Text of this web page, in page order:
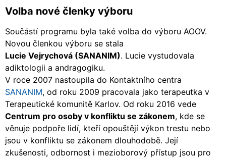
Volba nové členky výboru
Součástí programu byla také volba do výboru AOOV.
Novou členkou výboru se stala
Lucie Vejrychová (SANANIM). Lucie vystudovala
adiktologii a andragogiku.
V roce 2007 nastoupila do Kontaktního centra
SANANIM, od roku 2009 pracovala jako terapeutka v
Terapeutické komunitě Karlov. Od roku 2016 vede
Centrum pro osoby v konfliktu se zákonem, kde se
věnuje podpoře lidí, kteří opouštějí výkon trestu nebo
jsou v konfliktu se zákonem dlouhodobě. Její
zkušenosti, odbornost i mezioborový přístup jsou pro